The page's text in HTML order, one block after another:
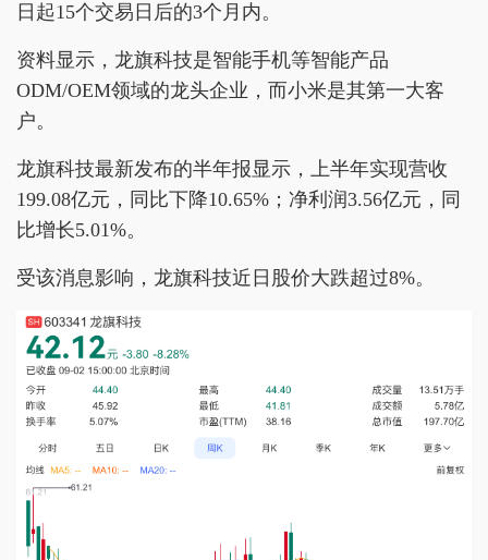
日起15个交易日后的3个月内。
资料显示，龙旗科技是智能手机等智能产品
ODM/OEM领域的龙头企业，而小米是其第一大客
户。
龙旗科技最新发布的半年报显示，上半年实现营收
199.08亿元，同比下降10.65%；净利润3.56亿元，同
比增长5.01%。
受该消息影响，龙旗科技近日股价大跌超过8%。